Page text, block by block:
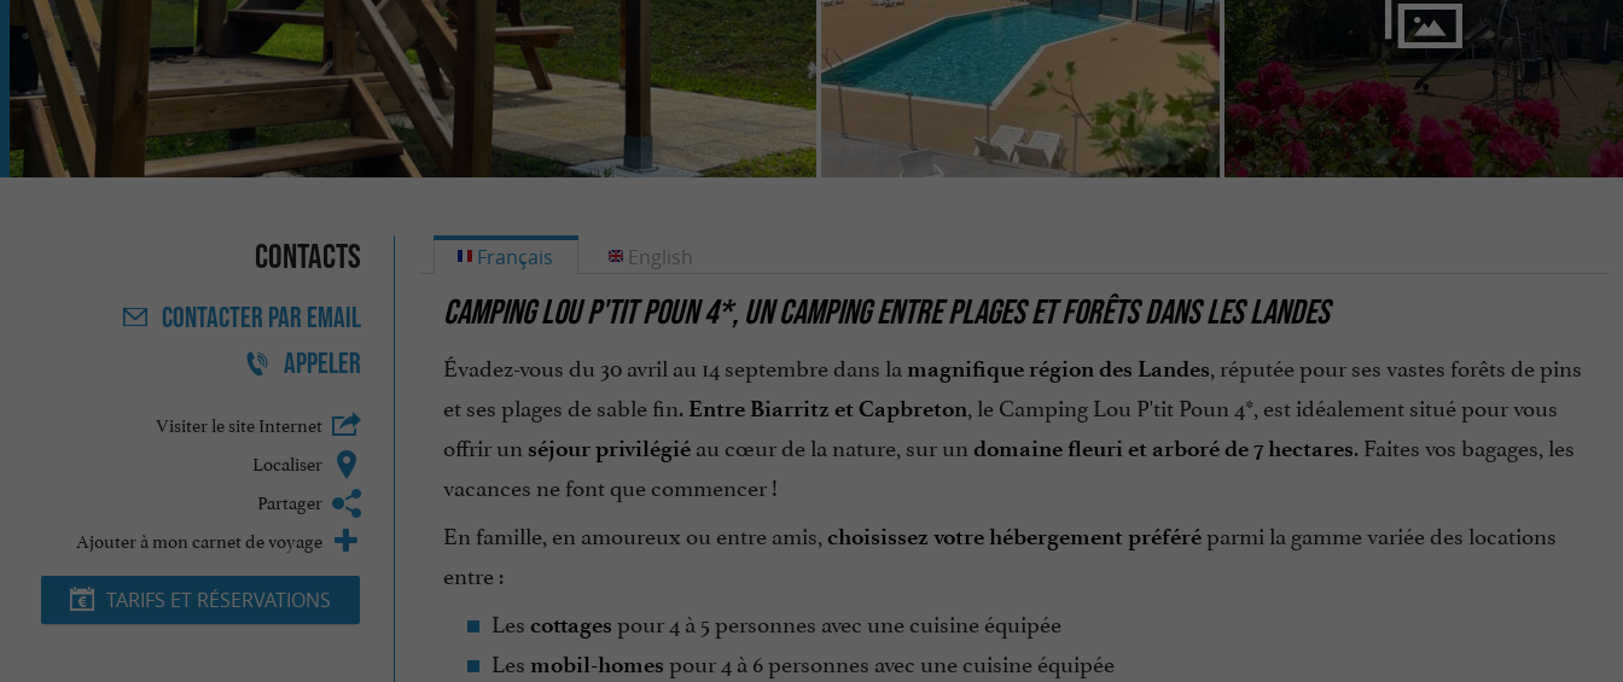
Contacts
CONTACTER PAR EMAIL
APPELER
Visiter le site Internet
Localiser
Partager
Ajouter à mon carnet de voyage
TARIFS ET RÉSERVATIONS
Français
CAMPING LOU P'TIT POUN 4*, UN CAMPING ENTRE PLAGES ET FORÊTS DANS LES LANDES
Évadez-vous du 30 avril au 14 septembre dans la magnifique région des Landes, réputée pour ses vastes forêts de pins
et ses plages de sable fin.Entre Biarritz et Capbreton, le Camping Lou P'tit Poun 4*, est idéalement situé pour vous
offrir un séjour privilégié au cœur de la nature, sur un domaine fleuri et arboré de 7 hectares. Faites vos bagages, les
vacances ne font que commencer !
En famille, en amoureux ou entre amis, choisissez votre hébergement préféréparmi la gamme variée des locations
entre :
Les cottages pour 4 à 5 personnes avec une cuisine équipée
Les mobil-homes pour 4 à 6 personnes avec une cuisine équipée
English